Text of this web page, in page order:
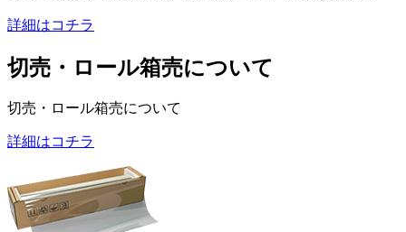
詳細はコチラ
切売・ロール箱売について
切売・ロール箱売について
詳細はコチラ